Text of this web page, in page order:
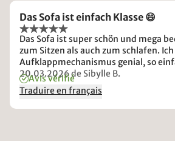
Das Sofa ist einfach Klasse 😄
Das Sofa ist super schön und mega
zum Sitzen als auch zum schlafen. Ich finde den
Aufklappmechanismus genial, so
schnell habe ich noch kein Sofa zum
Dass man auf einer richtigen Matratze
hat kann merkt man am nächsten
positiv.
20.03.2026de Sibylle B.
Avis vérifié
Traduire en français